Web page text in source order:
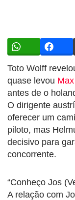
Toto Wolff
quase levou
antes de o
O dirigente
oferecer um
piloto, mas
decisivo para
concorrente.
“Conheço Jos
A relação com